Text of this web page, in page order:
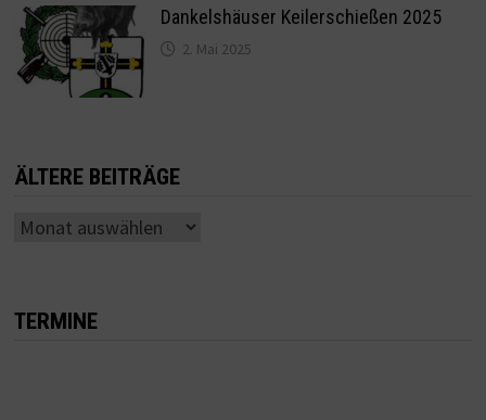
Dankelshäuser Keilerschießen 2025
2. Mai 2025
ÄLTERE BEITRÄGE
Ältere
TERMINE